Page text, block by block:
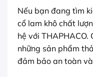
Nếu bạn đang tìm
cổ lam khô chất
hệ với
những sản phẩm
đảm bảo an toàn